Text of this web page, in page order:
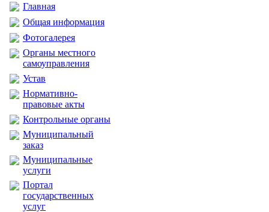
Главная
Общая информация
Фотогалерея
Органы местного
самоуправления
Устав
Нормативно-
правовые акты
Контрольные органы
Муниципальный
заказ
Муниципальные
услуги
Портал
государственных
услуг